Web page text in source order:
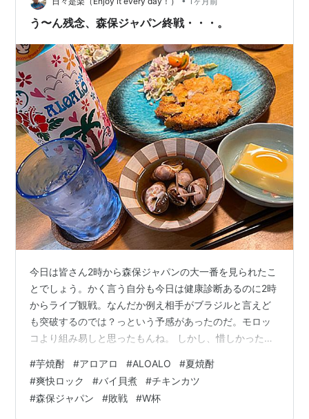
https://www.matsuyafoods.co.jp/matsu…
う〜ん残念、森保ジャパン終戦・・・。
今日は皆さん2時から森保ジャパンの大一番を見られたこ
とでしょう。かく言う自分も今日は健康診断あるのに2時
からライブ観戦。なんだか例え相手がブラジルと言えど
も突破するのでは？っという予感があったのだ。モロッ
コより組み易しと思ったもんね。 しかし、惜しかったよ
の1−4で大敗した時とは違っていた。もう〜これで世界に
前半だけで言えば世界最高レベルなこと納得させたは
ず。今後の課題は後半残り35分となったのでは？更に相
#芋焼酎 #アロアロ #ALOALO #夏焼酎
#爽快ロック #バイ貝煮 #チキンカツ
#森保ジャパン #敗戦 #W杯